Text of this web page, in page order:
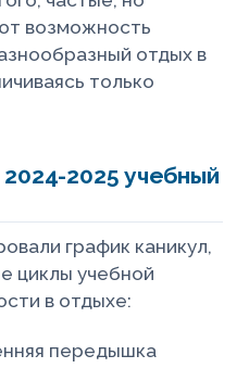
возможность
отдых в
только
2025 учебный
график каникул,
циклы учебной
в отдыхе:
передышка